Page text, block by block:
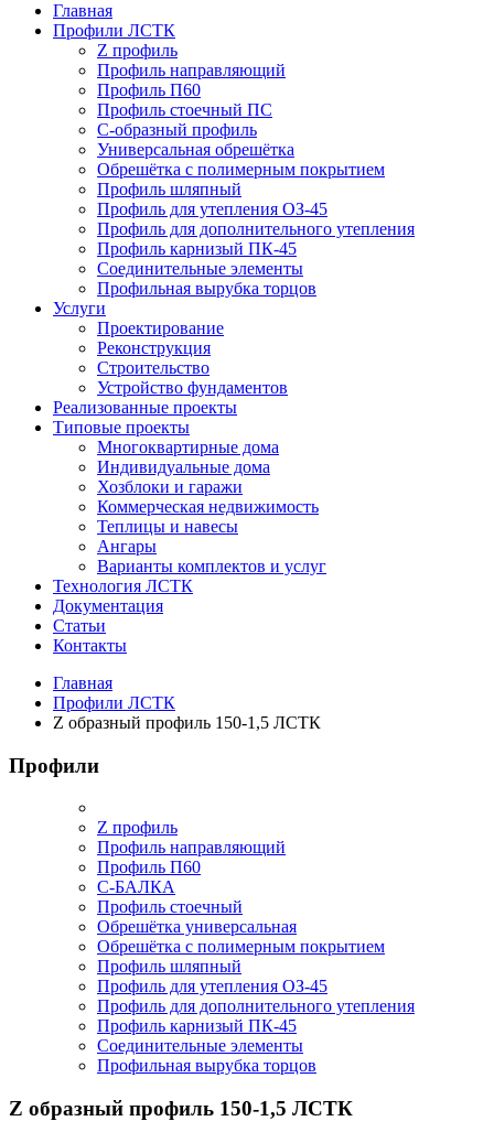
Главная
Профили ЛСТК
Z профиль
Профиль направляющий
Профиль П60
Профиль стоечный ПС
С-образный профиль
Универсальная обрешётка
Обрешётка c полимерным покрытием
Профиль шляпный
Профиль для утепления ОЗ-45
Профиль для дополнительного утепления
Профиль карнизый ПК-45
Соединительные элементы
Профильная вырубка торцов
Услуги
Проектирование
Реконструкция
Строительство
Устройство фундаментов
Реализованные проекты
Типовые проекты
Многоквартирные дома
Индивидуальные дома
Хозблоки и гаражи
Коммерческая недвижимость
Теплицы и навесы
Ангары
Варианты комплектов и услуг
Технология ЛСТК
Документация
Статьи
Контакты
Главная
Профили ЛСТК
Z образный профиль 150-1,5 ЛСТК
Профили
Z профиль
Профиль направляющий
Профиль П60
С-БАЛКА
Профиль стоечный
Обрешётка универсальная
Обрешётка c полимерным покрытием
Профиль шляпный
Профиль для утепления ОЗ-45
Профиль для дополнительного утепления
Профиль карнизый ПК-45
Соединительные элементы
Профильная вырубка торцов
Z образный профиль 150-1,5 ЛСТК